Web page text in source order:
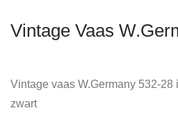
Vintage Vaas
Vintage vaas W.Germany 532-28
zwart